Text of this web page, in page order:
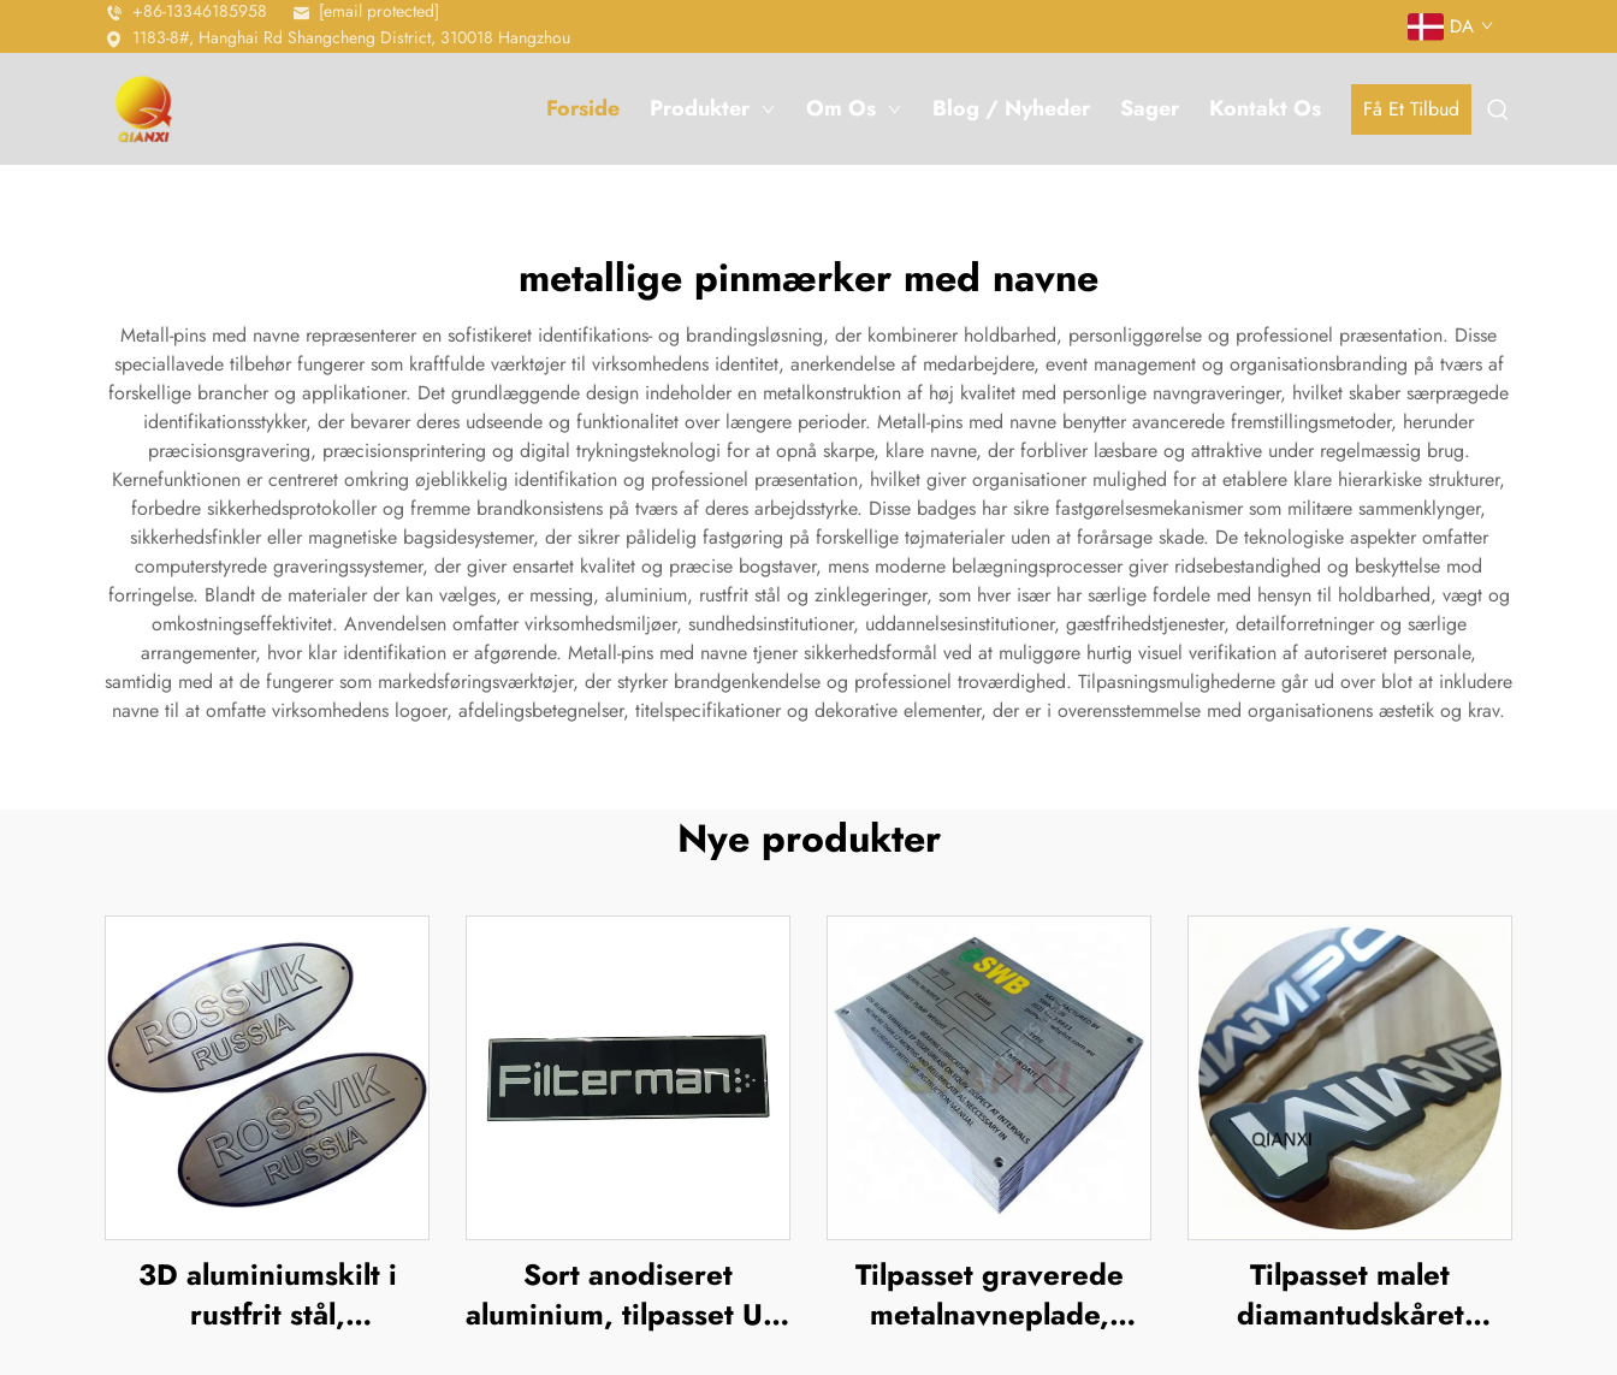
+86-13346185958
[email protected]
1183-8#, Hanghai Rd Shangcheng District, 310018 Hangzhou
DA
Forside Produkter Om Os Blog / Nyheder Sager Kontakt Os Få Et Tilbud
metallige pinmærker med navne
Metall-pins med navne repræsenterer en sofistikeret identifikations- og brandingsløsning, der kombinerer holdbarhed, personliggørelse og professionel præsentation. Disse
speciallavede tilbehør fungerer som kraftfulde værktøjer til virksomhedens identitet, anerkendelse af medarbejdere, event management og organisationsbranding på tværs af
forskellige brancher og applikationer. Det grundlæggende design indeholder en metalkonstruktion af høj kvalitet med personlige navngraveringer, hvilket skaber særprægede
identifikationsstykker, der bevarer deres udseende og funktionalitet over længere perioder. Metall-pins med navne benytter avancerede fremstillingsmetoder, herunder
præcisionsgravering, præcisionsprintering og digital trykningsteknologi for at opnå skarpe, klare navne, der forbliver læsbare og attraktive under regelmæssig brug.
Kernefunktionen er centreret omkring øjeblikkelig identifikation og professionel præsentation, hvilket giver organisationer mulighed for at etablere klare hierarkiske strukturer,
forbedre sikkerhedsprotokoller og fremme brandkonsistens på tværs af deres arbejdsstyrke. Disse badges har sikre fastgørelsesmekanismer som militære sammenklynger,
sikkerhedsfinkler eller magnetiske bagsidesystemer, der sikrer pålidelig fastgøring på forskellige tøjmaterialer uden at forårsage skade. De teknologiske aspekter omfatter
computerstyrede graveringssystemer, der giver ensartet kvalitet og præcise bogstaver, mens moderne belægningsprocesser giver ridsebestandighed og beskyttelse mod
forringelse. Blandt de materialer der kan vælges, er messing, aluminium, rustfrit stål og zinklegeringer, som hver især har særlige fordele med hensyn til holdbarhed, vægt og
omkostningseffektivitet. Anvendelsen omfatter virksomhedsmiljøer, sundhedsinstitutioner, uddannelsesinstitutioner, gæstfrihedstjenester, detailforretninger og særlige
arrangementer, hvor klar identifikation er afgørende. Metall-pins med navne tjener sikkerhedsformål ved at muliggøre hurtig visuel verifikation af autoriseret personale,
samtidig med at de fungerer som markedsføringsværktøjer, der styrker brandgenkendelse og professionel troværdighed. Tilpasningsmulighederne går ud over blot at inkludere
navne til at omfatte virksomhedens logoer, afdelingsbetegnelser, titelspecifikationer og dekorative elementer, der er i overensstemmelse med organisationens æstetik og krav.
Nye produkter
3D aluminiumskilt i
rustfrit stål,
Sort anodiseret
aluminium, tilpasset UV-
Tilpasset graverede
metalnavneplade,
Tilpasset malet
diamantudskåret